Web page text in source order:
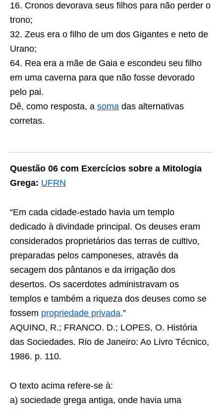
16. Cronos devorava seus filhos para não perder o
trono;
32. Zeus era o filho de um dos Gigantes e neto de
Urano;
64. Rea era a mãe de Gaia e escondeu seu filho
em uma caverna para que não fosse devorado
pelo pai.
Dê, como resposta, a soma das alternativas
corretas.
Questão 06 com Exercícios sobre a Mitologia
Grega: UFRN
“Em cada cidade-estado havia um templo
dedicado à divindade principal. Os deuses eram
considerados proprietários das terras de cultivo,
preparadas pelos camponeses, através da
secagem dos pântanos e da irrigação dos
desertos. Os sacerdotes administravam os
templos e também a riqueza dos deuses como se
fossem propriedade privada.”
AQUINO, R.; FRANCO. D.; LOPES, O. História
das Sociedades. Rio de Janeiro: Ao Livro Técnico,
1986. p. 110.
O texto acima refere-se à:
a) sociedade grega antiga, onde havia uma